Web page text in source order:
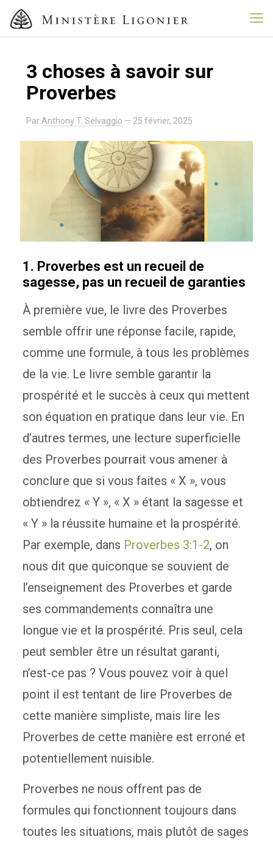
3 choses à savoir sur
Proverbes
Par Anthony T. Selvaggio — 25 février, 2025
1. Proverbes est un recueil de
sagesse, pas un recueil de garanties
À première vue, le livre des Proverbes
semble offrir une réponse facile, rapide,
comme une formule, à tous les problèmes
de la vie. Le livre semble garantir la
prospérité et le succès à ceux qui mettent
son équation en pratique dans leur vie. En
d’autres termes, une lecture superficielle
des Proverbes pourrait vous amener à
conclure que si vous faites « X », vous
obtiendrez « Y », « X » étant la sagesse et
« Y » la réussite humaine et la prospérité.
Par exemple, dans Proverbes 3:1-2, on
nous dit que quiconque se souvient de
l’enseignement des Proverbes et garde
ses commandements connaîtra une
longue vie et la prospérité. Pris seul, cela
peut sembler être un résultat garanti,
n’est-ce pas ? Vous pouvez voir à quel
point il est tentant de lire Proverbes de
cette manière simpliste, mais lire les
Proverbes de cette manière est erroné et
potentiellement nuisible.
Proverbes ne nous offrent pas de
formules qui fonctionnent toujours dans
toutes les situations, mais plutôt de sages